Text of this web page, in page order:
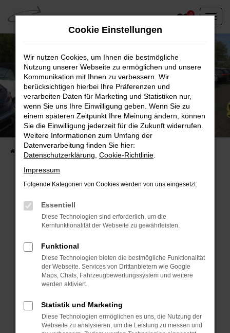
Zum
Hauptinhalt
springen
0
Unser Fahrzeugbestand vor Ort
Entdecken Sie unsere sofort verfügbaren
Fahrzeugangebote
Fehler: Network Error
Beim Laden ist ein Fehler aufgetreten.
Hier sind ein paar Tipps, die dir helfen können:
Überprüfe deine Firewall und deine
Internetverbindung.
Laden andere Webseiten, zum Beispiel deine
Suchmaschine?
Manche Erweiterungen, wie Werbeblocker,
können das Laden bestimmter Seiten
Cookie Einstellungen
Wir nutzen Cookies, um Ihnen die bestmögliche
Nutzung unserer Webseite zu ermöglichen und unsere
Kommunikation mit Ihnen zu verbessern. Wir
berücksichtigen hierbei Ihre Präferenzen und
verarbeiten Daten für Marketing und Statistiken nur,
wenn Sie uns Ihre Einwilligung geben. Wenn Sie zu
einem späteren Zeitpunkt Ihre Meinung ändern, können
Sie die Einwilligung jederzeit für die Zukunft widerrufen.
Weitere Informationen zum Umfang der
Datenverarbeitung finden Sie hier:
Datenschutzerklärung Cookie-Richtlinie
Impressum
Folgende Kategorien von Cookies werden von uns eingesetzt:
Essentiell
Diese Technologien sind erforderlich, um die
Kernfunktionalität der Webseite zu gewährleisten.
Funktional
Diese Technologien bieten die bestmögliche Funktionalität
der Webseite. Services von Drittanbietern wie Google
Maps, Chats, Fahrzeugbewertungssystem und weitere
werden aktiviert.
Statistik und Marketing
Diese Technologien ermöglichen es uns, die Nutzung der
Webseite zu analysieren, um die Leistung zu messen und